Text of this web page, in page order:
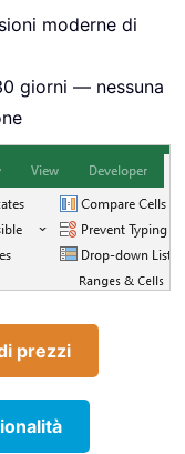
moderne di
giorni — nessuna
prezzi